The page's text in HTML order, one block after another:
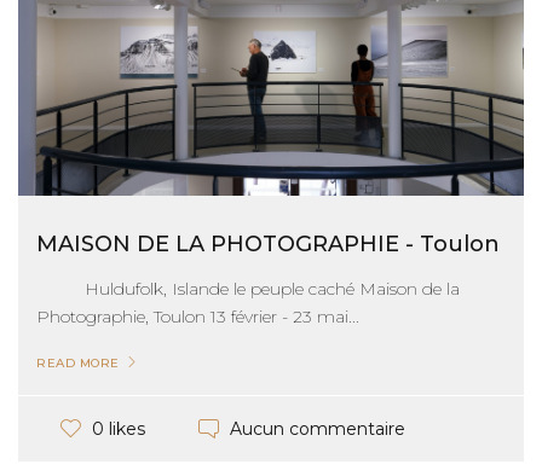
MAISON DE LA PHOTOGRAPHIE - Toulon
Huldufolk, Islande le peuple caché Maison de la
Photographie, Toulon 13 février - 23 mai...
READ MORE
0 likes Aucun commentaire